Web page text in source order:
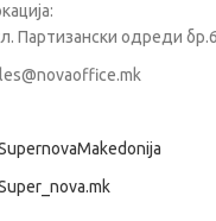
Партизански одреди